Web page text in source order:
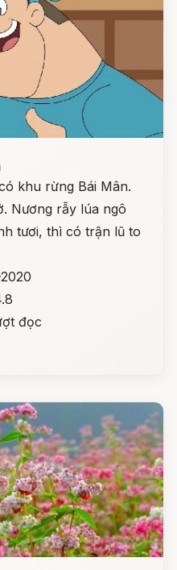
khu rừng Bái Mân.
Nương rẫy lúa ngô
tươi, thì có trận lũ to
đọc